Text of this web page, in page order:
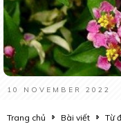
10 NOVEMBER 2022
Trang chủ Bài viết Từ